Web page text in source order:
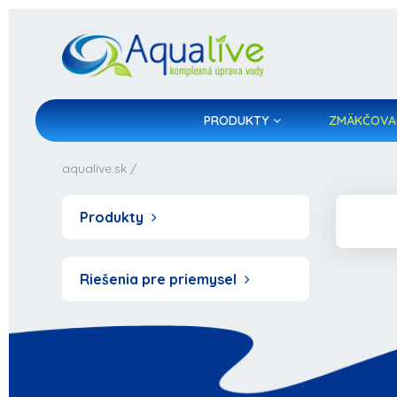
PRODUKTY
aqualive.sk /
Produkty
Riešenia pre priemysel